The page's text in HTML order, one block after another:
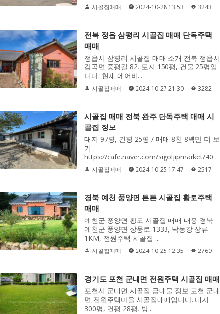
시골집매매 2024-10-28 13:53 3243
전북 정읍 삼평리 시골집 매매 단독주택
매매
정읍시 삼평리 시골집 매매 소개 전북 정읍시
감곡면 중평길 82, 토지 150평, 건물 25평입
니다. 현재 에어비...
시골집매매 2024-10-27 21:30 3282
시골집 매매 전북 완주 단독주택 매매 시
골집 정보
대지 97평, 건평 25평 / 매매 8천 8백만 더 보
기 :
https://cafe.naver.com/sigoljipmarket/4086
시골집매매 2024-10-25 17:47 2517
경북 예천 풍양면 튼튼 시골집 황토주택
매매
예천군 풍양면 황토 시골집 매매 내용 경북
예천군 풍양면 상풍로 1333, 낙동강 상류
1KM, 전원주택 시골집 ...
시골집매매 2024-10-25 12:35 2769
경기도 포천 군내면 전원주택 시골집 매매
포천시 군내면 시골집 급매물 정보 포천 군내
면 전원주택마을 시골집매매입니다. 대지
300평, 건평 28평, 방...